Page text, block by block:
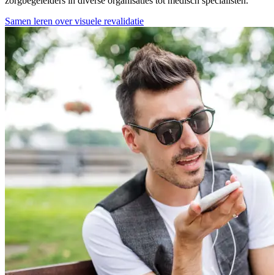
Samen leren over visuele revalidatie